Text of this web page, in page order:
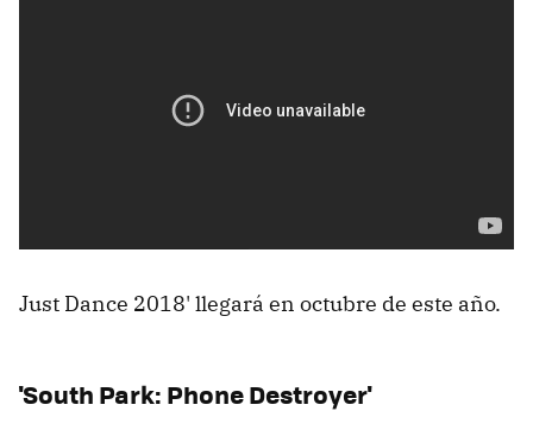
Just Dance 2018' llegará en octubre de este año.
'South Park: Phone Destroyer'